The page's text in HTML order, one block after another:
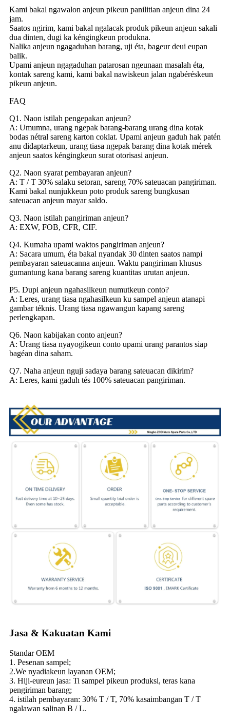
Kami bakal ngawalon anjeun pikeun panilitian anjeun dina 24
jam.
Saatos ngirim, kami bakal ngalacak produk pikeun anjeun sakali
dua dinten, dugi ka kéngingkeun produkna.
Nalika anjeun ngagaduhan barang, uji éta, bageur deui eupan
balik.
Upami anjeun ngagaduhan patarosan ngeunaan masalah éta,
kontak sareng kami, kami bakal nawiskeun jalan ngabéréskeun
pikeun anjeun.
FAQ
Q1. Naon istilah pengepakan anjeun?
A: Umumna, urang ngepak barang-barang urang dina kotak
bodas nétral sareng karton coklat. Upami anjeun gaduh hak patén
anu didaptarkeun, urang tiasa ngepak barang dina kotak mérek
anjeun saatos kéngingkeun surat otorisasi anjeun.
Q2. Naon syarat pembayaran anjeun?
A: T / T 30% salaku setoran, sareng 70% sateuacan pangiriman.
Kami bakal nunjukkeun poto produk sareng bungkusan
sateuacan anjeun mayar saldo.
Q3. Naon istilah pangiriman anjeun?
A: EXW, FOB, CFR, CIF.
Q4. Kumaha upami waktos pangiriman anjeun?
A: Sacara umum, éta bakal nyandak 30 dinten saatos nampi
pembayaran sateuacanna anjeun. Waktu pangiriman khusus
gumantung kana barang sareng kuantitas urutan anjeun.
P5. Dupi anjeun ngahasilkeun numutkeun conto?
A: Leres, urang tiasa ngahasilkeun ku sampel anjeun atanapi
gambar téknis. Urang tiasa ngawangun kapang sareng
perlengkapan.
Q6. Naon kabijakan conto anjeun?
A: Urang tiasa nyayogikeun conto upami urang parantos siap
bagéan dina saham.
Q7. Naha anjeun nguji sadaya barang sateuacan dikirim?
A: Leres, kami gaduh tés 100% sateuacan pangiriman.
Jasa & Kakuatan Kami
Standar OEM
1. Pesenan sampel;
2.We nyadiakeun layanan OEM;
3. Hiji-eureun jasa: Ti sampel pikeun produksi, teras kana
pengiriman barang;
4. istilah pembayaran: 30% T / T, 70% kasaimbangan T / T
ngalawan salinan B / L.